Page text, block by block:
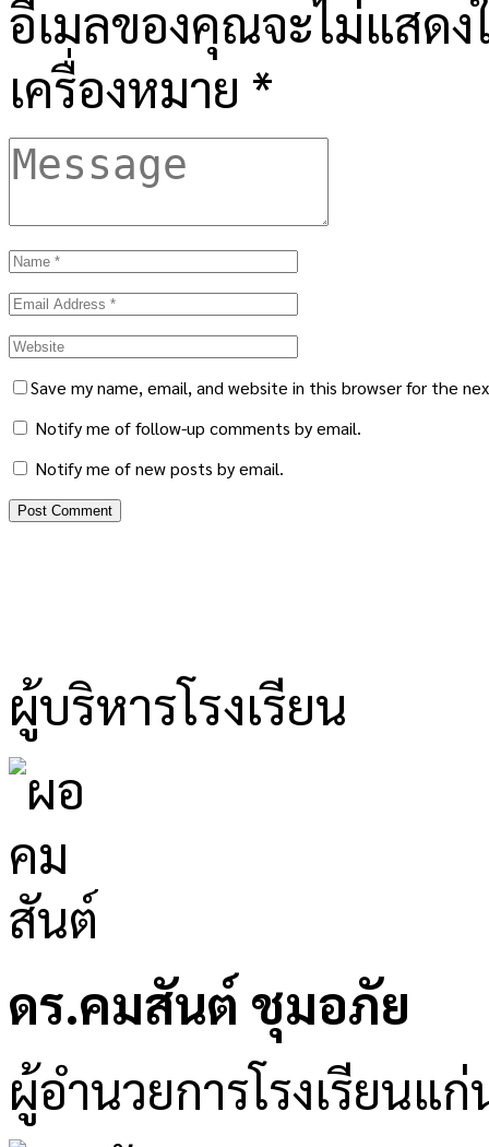
อีเมลของคุณจะไม่แสด
เครื่องหมาย *
Save my name, email, and website in this browser for the
Notify me of follow-up comments by email.
Notify me of new posts by email.
ผู้บริหารโรงเรียน
ดร.คมสันต์ ชุมอภัย
ผู้อำนวยการโรงเรียนแ